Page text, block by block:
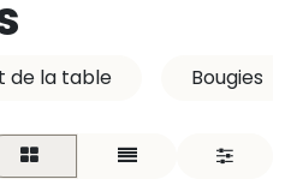
de la table Bougies